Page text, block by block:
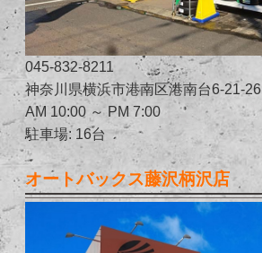
045-832-8211
神奈川県横浜市港南区港南台6-21-26
AM 10:00 ～ PM 7:00
駐車場: 16台
オートバックス藤沢柄沢店